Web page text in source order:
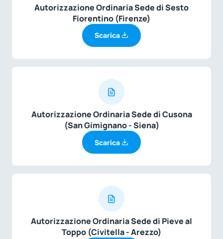
Autorizzazione Ordinaria Sede di Sesto
Fiorentino (Firenze)
Scarica
Autorizzazione Ordinaria Sede di Cusona
(San Gimignano - Siena)
Scarica
Autorizzazione Ordinaria Sede di Pieve al
Toppo (Civitella - Arezzo)